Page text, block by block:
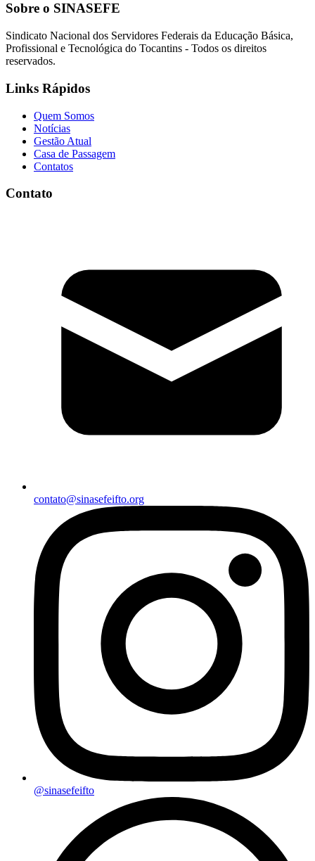
Sobre o SINASEFE
Sindicato Nacional dos Servidores Federais da Educação Básica,
Profissional e Tecnológica do Tocantins - Todos os direitos
reservados.
Links Rápidos
Quem Somos
Notícias
Gestão Atual
Casa de Passagem
Contatos
Contato
contato@sinasefeifto.org
@sinasefeifto